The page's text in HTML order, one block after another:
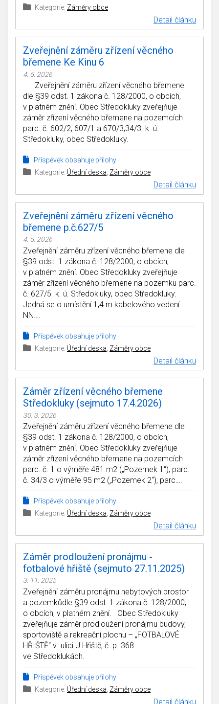
Kategorie: Záměry obce
Detail článku
Zveřejnění záměru zřízení věcného
břemene Ke Kinu 6
4. 5. 2026
Zveřejnění záměru zřízení věcného břemene
dle §39 odst. 1 zákona č. 128/2000, o obcích,
v platném znění. Obec Středokluky zveřejňuje
záměr zřízení věcného břemene na pozemcích
parc. č. 602/2, 607/1 a 670/3,34/3 k. ú.
Středokluky, obec Středokluky.
Příspěvek obsahuje přílohy
Kategorie: Úřední deska, Záměry obce
Detail článku
Zveřejnění záměru zřízení věcného
břemene p.č.627/5
4. 5. 2026
Zveřejnění záměru zřízení věcného břemene dle
§39 odst. 1 zákona č. 128/2000, o obcích,
v platném znění. Obec Středokluky zveřejňuje
záměr zřízení věcného břemene na pozemku parc.
č. 627/5 k. ú. Středokluky, obec Středokluky.
Jedná se o umístění 1,4 m kabelového vedení
NN….
Příspěvek obsahuje přílohy
Kategorie: Úřední deska Záměry obce
Detail článku
Záměr zřízení věcného břemene
Středokluky (sejmuto 17.4.2026)
30. 3. 2026
Zveřejnění záměru zřízení věcného břemene dle
§39 odst. 1 zákona č. 128/2000, o obcích,
v platném znění. Obec Středokluky zveřejňuje
záměr zřízení věcného břemene na pozemcích
parc. č. 1 o výměře 481 m2 („Pozemek 1“), parc.
č. 34/3 o výměře 95 m2 („Pozemek 2“), parc….
Příspěvek obsahuje přílohy
Kategorie: Úřední deska, Záměry obce
Detail článku
Záměr prodloužení pronájmu -
fotbalové hřiště (sejmuto 27.11.2025)
3. 11. 2025
Zveřejnění záměru pronájmu nebytových prostor
a pozemkůdle §39 odst. 1 zákona č. 128/2000,
o obcích, v platném znění. Obec Středokluky
zveřejňuje záměr prodloužení pronájmu budovy,
sportoviště a rekreační plochu – „FOTBALOVÉ
HŘIŠTĚ“ v ulici U Hřiště, č. p. 368
ve Středoklukách.
Příspěvek obsahuje přílohy
Kategorie: Úřední deska Záměry obce
Detail článku